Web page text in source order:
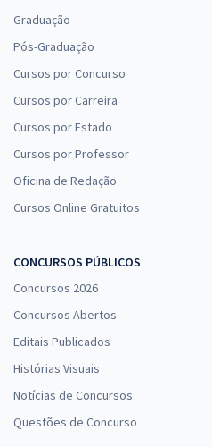
Graduação
Pós-Graduação
Cursos por Concurso
Cursos por Carreira
Cursos por Estado
Cursos por Professor
Oficina de Redação
Cursos Online Gratuitos
CONCURSOS PÚBLICOS
Concursos 2026
Concursos Abertos
Editais Publicados
Histórias Visuais
Notícias de Concursos
Questões de Concurso